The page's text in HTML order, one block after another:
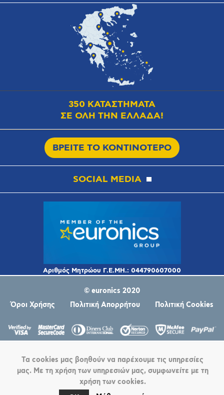
350 ΚΑΤΑΣΤΗΜΑΤΑ
ΣΕ ΟΛΗ ΤΗΝ ΕΛΛΑΔΑ!
ΒΡΕΙΤΕ ΤΟ ΚΟΝΤΙΝΟΤΕΡΟ
SOCIAL MEDIA
© euronics 2020
Όροι Χρήσης
Πολιτική Απορρήτου Πολιτική Cookies
Powered by
Τα cookies μας βοηθούν να παρέχουμε τις υπηρεσίες
μας. Με τη χρήση των υπηρεσιών μας, συμφωνείτε με τη
χρήση των cookies.